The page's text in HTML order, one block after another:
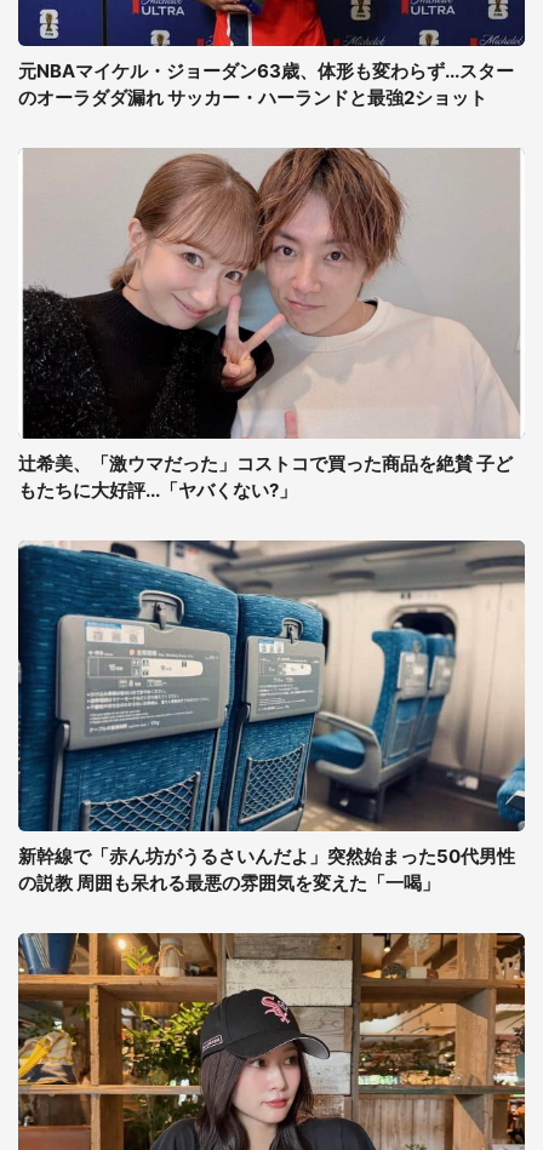
元NBAマイケル・ジョーダン63歳、体形も変わらず...スター
のオーラダダ漏れ サッカー・ハーランドと最強2ショット
辻希美、「激ウマだった」コストコで買った商品を絶賛 子ど
もたちに大好評...「ヤバくない?」
新幹線で「赤ん坊がうるさいんだよ」突然始まった50代男性
の説教 周囲も呆れる最悪の雰囲気を変えた「一喝」